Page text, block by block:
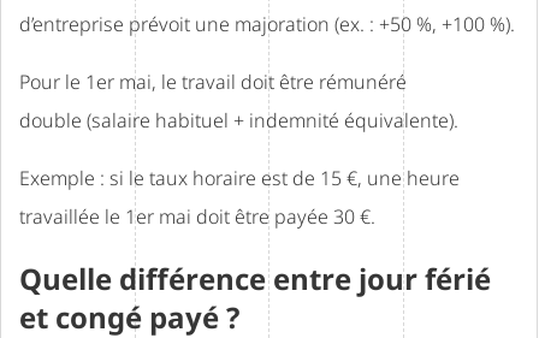
d’entreprise prévoit une majoration (ex. : +50 %, +100 %).
Pour le 1er mai, le travail doit être rémunéré
double (salaire habituel + indemnité équivalente).
Exemple : si le taux horaire est de 15 €, une heure
travaillée le 1er mai doit être payée 30 €.
Quelle différence entre jour férié
et congé payé ?